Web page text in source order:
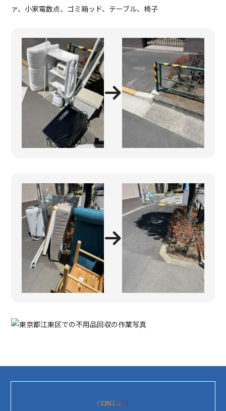
ァ、小家電数点、ゴミ箱ッド、テーブル、椅子
CONTACT